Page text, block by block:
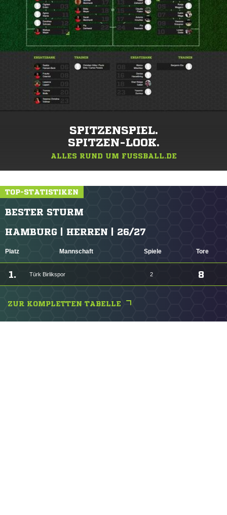
SPITZENSPIEL.
SPITZEN-LOOK.
ALLES RUND UM FUSSBALL.DE
TOP-STATISTIKEN
BESTER STURM
HAMBURG | HERREN | 26/27
Platz Mannschaft Spiele Tore
1. Türk Birlikspor 2 8
ZUR KOMPLETTEN TABELLE